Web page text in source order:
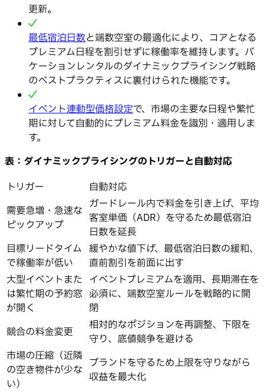
更新。
最低宿泊日数と端数空室の最適化により、コアとなる
プレミアム日程を割引せずに稼働率を維持します。バ
ケーションレンタルのダイナミックプライシング戦略
のベストプラクティスに裏付けられた機能です。
イベント連動型価格設定で、市場の主要な日程や繁忙
期に対して自動的にプレミアム料金を識別・適用しま
す。
表：ダイナミックプライシングのトリガーと自動対応
トリガー
自動対応
需要急増・急速な
ピックアップ
ガードレール内で料金を引き上げ、平均
客室単価（ADR）を守るため最低宿泊
日数を延長
目標リードタイム
で稼働率が低い
緩やかな値下げ、最低宿泊日数の緩和、
直前割引を前面に出す
大型イベントまた
は繁忙期の予約窓
が開く
イベントプレミアムを適用、長期滞在を
必須に、端数空室ルールを戦略的に開
閉
競合の料金変更
相対的なポジションを再調整、下限を
守り、底値競争を避ける
市場の圧縮（近隣
の空き物件が少な
い）
ブランドを守るため上限を守りながら
収益を最大化